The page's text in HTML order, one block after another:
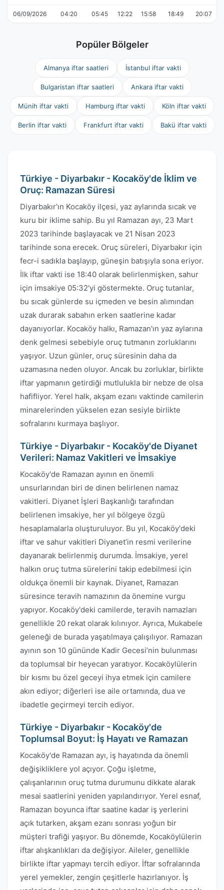
06/09/2026 04:20 05:45 12:22 15:58 18:49 20:07
Popüler Bölgeler
Almanya iftar saatleri İstanbul iftar vakti
Bulgaristan iftar saatleri Ankara iftar vakti
Münih iftar vakti Hamburg iftar vakti Köln iftar vakti
Berlin iftar vakti Frankfurt iftar vakti Bakü iftar vakti
Türkiye - Diyarbakır - Kocaköy'de İklim ve
Oruç: Ramazan Süresi
Diyarbakır'ın Kocaköy ilçesi, yaz aylarında sıcak ve
kuru bir iklime sahip. Bu yıl Ramazan ayı, 23 Mart
2023 tarihinde başlayacak ve 21 Nisan 2023
tarihinde sona erecek. Oruç süreleri, Diyarbakır için
fecr-i sadıkla başlayıp, güneşin batışıyla sona eriyor.
İlk iftar vakti ise 18:40 olarak belirlenmişken, sahur
için imsakiye 05:32'yi göstermekte. Oruç tutanlar,
bu sıcak günlerde su içmeden ve besin alımından
uzak durarak sabahın erken saatlerine kadar
dayanıyorlar. Kocaköy halkı, Ramazan'ın yaz aylarına
denk gelmesi sebebiyle oruç tutmanın zorluklarını
yaşıyor. Uzun günler, oruç süresinin daha da
uzamasına neden oluyor. Ancak bu zorluklar, birlikte
iftar yapmanın getirdiği mutlulukla bir nebze de olsa
hafifliyor. Yerel halk, akşam ezanı vaktinde camilerin
minarelerinden yükselen ezan sesiyle birlikte
sofralarını kurmaya başlıyor.
Türkiye - Diyarbakır - Kocaköy'de Diyanet
Verileri: Namaz Vakitleri ve İmsakiye
Kocaköy'de Ramazan ayının en önemli
unsurlarından biri de dinen belirlenen namaz
vakitleri. Diyanet İşleri Başkanlığı tarafından
belirlenen imsakiye, her yıl bölgeye özgü
hesaplamalarla oluşturuluyor. Bu yıl, Kocaköy'deki
iftar ve sahur vakitleri Diyanet’in resmi verilerine
dayanarak belirlenmiş durumda. İmsakiye, yerel
halkın oruç tutma sürelerini takip edebilmesi için
oldukça önemli bir kaynak. Diyanet, Ramazan
süresince teravih namazının da önemine vurgu
yapıyor. Kocaköy'deki camilerde, teravih namazları
genellikle 20 rekat olarak kılınıyor. Ayrıca, Mukabele
geleneği de burada yaşatılmaya çalışılıyor. Ramazan
ayının son 10 gününde Kadir Gecesi’nin bulunması
da toplumsal bir heyecan yaratıyor. Kocaköylülerin
bir kısmı bu özel geceyi ihya etmek için camilere
akın ediyor; diğerleri ise aile ortamında, dua ve
ibadetle geçirmeyi tercih ediyor.
Türkiye - Diyarbakır - Kocaköy'de
Toplumsal Boyut: İş Hayatı ve Ramazan
Kocaköy'de Ramazan ayı, iş hayatında da önemli
değişikliklere yol açıyor. Çoğu işletme,
çalışanlarının oruç tutma durumunu dikkate alarak
mesai saatlerini yeniden yapılandırıyor. Yerel esnaf,
Ramazan boyunca iftar saatine kadar iş yerlerini
açık tutarken, akşam ezanı sonrası yoğun bir
müşteri trafiği yaşıyor. Bu dönemde, Kocaköylülerin
iftar alışkanlıkları da değişiyor. Aileler, genellikle
birlikte iftar yapmayı tercih ediyor. İftar sofralarında
yerel yemekler, zengin çeşitlerle hazırlanıyor. İş